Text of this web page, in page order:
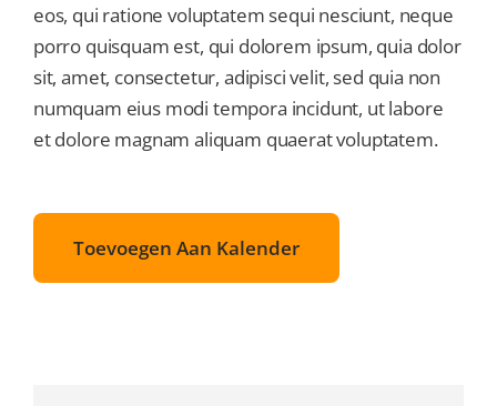
eos, qui ratione voluptatem sequi nesciunt, neque
porro quisquam est, qui dolorem ipsum, quia dolor
sit, amet, consectetur, adipisci velit, sed quia non
numquam eius modi tempora incidunt, ut labore
et dolore magnam aliquam quaerat voluptatem.
Toevoegen Aan Kalender